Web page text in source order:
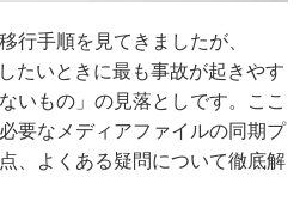
行手順を見てきましたが、
たいときに最も事故が起きやす
いもの」の見落としです。ここ
要なメディアファイルの同期プ
、よくある疑問について徹底解